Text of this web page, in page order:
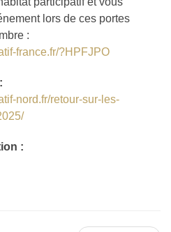
lors de ces portes
:
france.fr/?HPFJPO
nord.fr/retour-sur-les-
: